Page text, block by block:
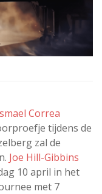
Correa
tijdens de
zal de
Joe Hill-Gibbins
10 april in het
met 7